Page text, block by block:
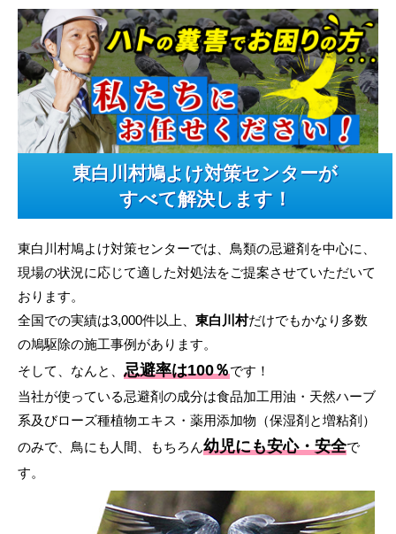
東白川村鳩よけ対策センターが
すべて解決します！
東白川村鳩よけ対策センターでは、鳥類の忌避剤を中心に、
現場の状況に応じて適した対処法をご提案させていただいて
おります。
全国での実績は3,000件以上、 東白川村だけでもかなり多数
の鳩駆除の施工事例があります。
そして、なんと、 忌避率は100％です！
当社が使っている忌避剤の成分は食品加工用油・天然ハーブ
系及びローズ種植物エキス・薬用添加物（保湿剤と増粘剤）
のみで、鳥にも人間、もちろん幼児にも安心・安全で
す。